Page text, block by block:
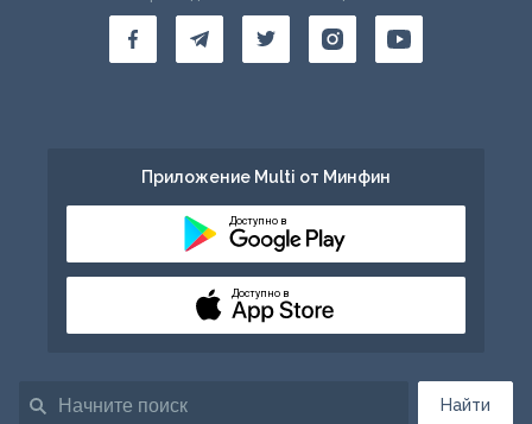
Найти
Приложение Multi от Минфин
Доступно в
Доступно в